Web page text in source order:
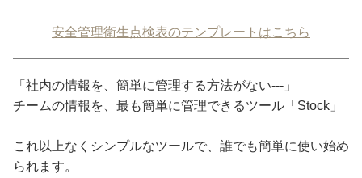
安全管理衛生点検表のテンプレートはこちら
「社内の情報を、簡単に管理する方法がない---」
チームの情報を、最も簡単に管理できるツール「Stock」
これ以上なくシンプルなツールで、誰でも簡単に使い始め
られます。